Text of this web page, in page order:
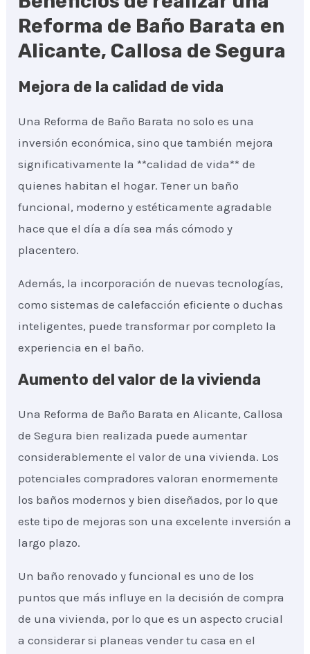
Reforma de Baño Barata en
Alicante, Callosa de Segura
Mejora de la calidad de vida
Una Reforma de Baño Barata no solo es una
inversión económica, sino que también mejora
significativamente la **calidad de vida** de
quienes habitan el hogar. Tener un baño
funcional, moderno y estéticamente agradable
hace que el día a día sea más cómodo y
placentero.
Además, la incorporación de nuevas tecnologías,
como sistemas de calefacción eficiente o duchas
inteligentes, puede transformar por completo la
experiencia en el baño.
Aumento del valor de la vivienda
Una Reforma de Baño Barata en Alicante, Callosa
de Segura bien realizada puede aumentar
considerablemente el valor de una vivienda. Los
potenciales compradores valoran enormemente
los baños modernos y bien diseñados, por lo que
este tipo de mejoras son una excelente inversión a
largo plazo.
Un baño renovado y funcional es uno de los
puntos que más influye en la decisión de compra
de una vivienda, por lo que es un aspecto crucial
a considerar si planeas vender tu casa en el